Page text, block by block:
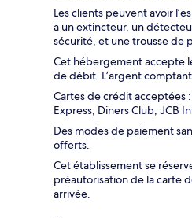
Les clients peuvent avoir
a un extincteur, un
sécurité, et une trousse de
Cet hébergement accepte
de débit. L’argent
Cartes de crédit acceptées
Express, Diners Club, JCB
Des modes de paiement
offerts.
Cet établissement se
préautorisation de la carte
arrivée.